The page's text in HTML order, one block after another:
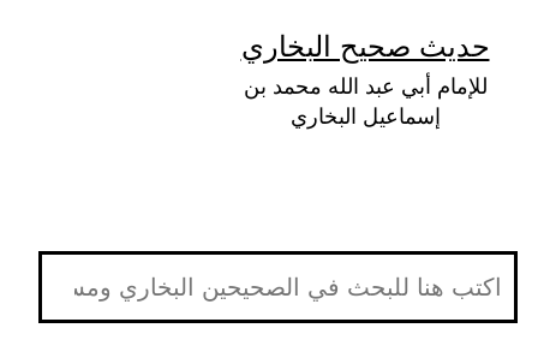
المحتوى
حديث صحيح البخاري
للإمام أبي عبد الله محمد بن
إسماعيل البخاري